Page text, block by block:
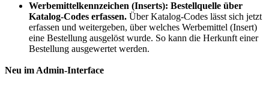
Werbemittelkennzeichen (Inserts): Bestellquelle über
Katalog-Codes erfassen. Über Katalog-Codes lässt sich jetzt
erfassen und weitergeben, über welches Werbemittel (Insert)
eine Bestellung ausgelöst wurde. So kann die Herkunft einer
Bestellung ausgewertet werden.
Neu im Admin-Interface